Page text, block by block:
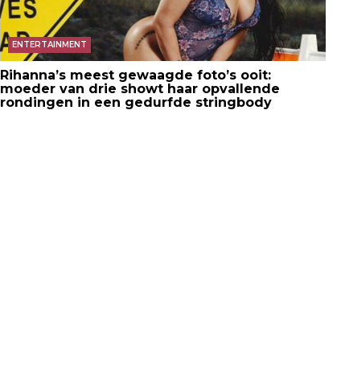
ENTERTAINMENT
Rihanna’s meest gewaagde foto’s ooit:
moeder van drie showt haar opvallende
rondingen in een gedurfde stringbody